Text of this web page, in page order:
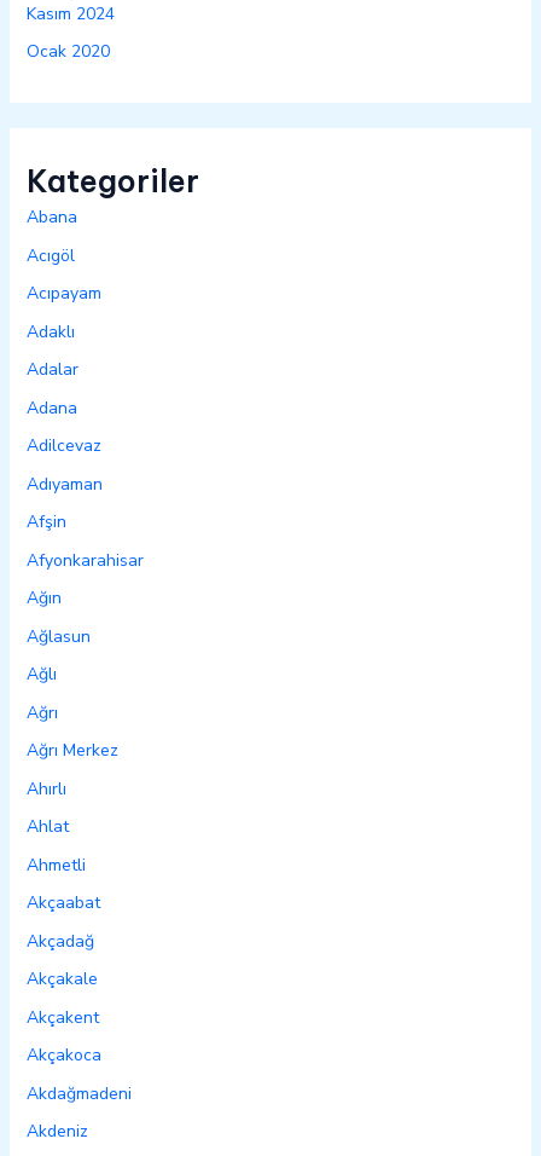
Kasım 2024
Ocak 2020
Kategoriler
Abana
Acıgöl
Acıpayam
Adaklı
Adalar
Adana
Adilcevaz
Adıyaman
Afşin
Afyonkarahisar
Ağın
Ağlasun
Ağlı
Ağrı
Ağrı Merkez
Ahırlı
Ahlat
Ahmetli
Akçaabat
Akçadağ
Akçakale
Akçakent
Akçakoca
Akdağmadeni
Akdeniz